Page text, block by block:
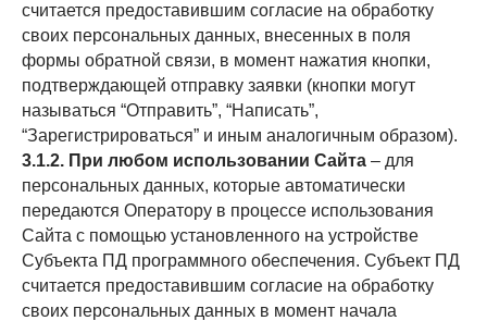
считается предоставившим согласие на обработку
своих персональных данных, внесенных в поля
формы обратной связи, в момент нажатия кнопки,
подтверждающей отправку заявки (кнопки могут
называться “Отправить”, “Написать”,
“Зарегистрироваться” и иным аналогичным образом).
3.1.2. При любом использовании Сайта – для
персональных данных, которые автоматически
передаются Оператору в процессе использования
Сайта с помощью установленного на устройстве
Субъекта ПД программного обеспечения. Субъект ПД
считается предоставившим согласие на обработку
своих персональных данных в момент начала